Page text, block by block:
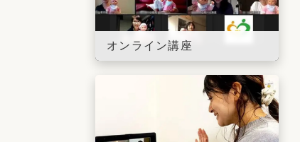
オンライン講座